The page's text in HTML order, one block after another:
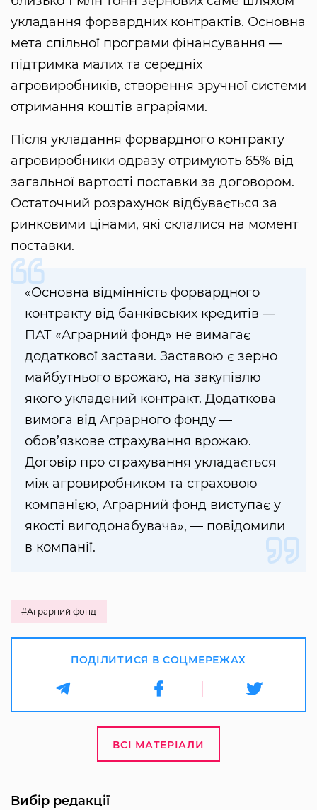
укладання форвардних контрактів. Основна
мета спільної програми фінансування —
підтримка малих та середніх
агровиробників, створення зручної системи
отримання коштів аграріями.
Після укладання форвардного контракту
агровиробники одразу отримують 65% від
загальної вартості поставки за договором.
Остаточний розрахунок відбувається за
ринковими цінами, які склалися на момент
поставки.
«Основна відмінність форвардного
контракту від банківських кредитів —
ПАТ «Аграрний фонд» не вимагає
додаткової застави. Заставою є зерно
майбутнього врожаю, на закупівлю
якого укладений контракт. Додаткова
вимога від Аграрного фонду —
обов’язкове страхування врожаю.
Договір про страхування укладається
між агровиробником та страховою
компанією, Аграрний фонд виступає у
якості вигодонабувача», — повідомили
в компанії.
#Аграрний фонд
ПОДІЛИТИСЯ В СОЦМЕРЕЖАХ
ВСІ МАТЕРІАЛИ
Вибір редакції